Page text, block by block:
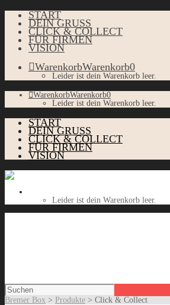
START
DEIN GRUSS
CLICK & COLLECT
FÜR FIRMEN
VISION
WarenkorbWarenkorb0
Leider ist dein Warenkorb leer.
WarenkorbWarenkorb0
Leider ist dein Warenkorb leer.
START
DEIN GRUSS
CLICK & COLLECT
FÜR FIRMEN
VISION
Leider ist dein Warenkorb leer.
Bremer Box > Produkte > Click & Collect